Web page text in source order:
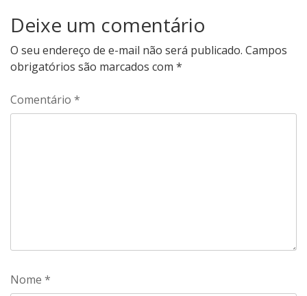
Deixe um comentário
O seu endereço de e-mail não será publicado. Campos
obrigatórios são marcados com *
Comentário *
Nome *